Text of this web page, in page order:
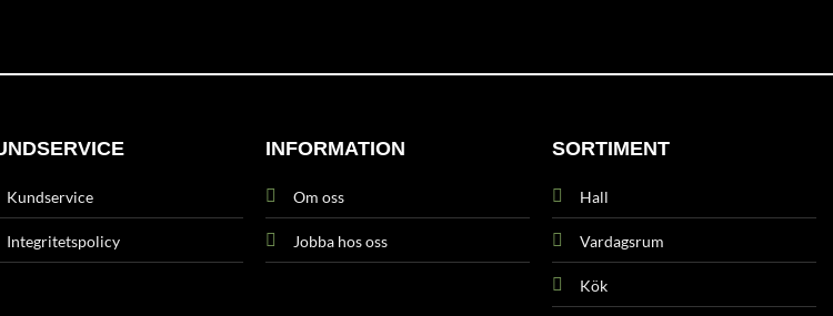
Kundservice
Integritetspolicy
INFORMATION
Om oss
Jobba hos oss
SORTIMENT
Hall
Vardagsrum
Kök